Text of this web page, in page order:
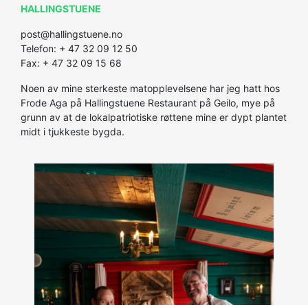
HALLINGSTUENE
post@hallingstuene.no
Telefon: + 47 32 09 12 50
Fax: + 47 32 09 15 68
Noen av mine sterkeste matopplevelsene har jeg hatt hos
Frode Aga på Hallingstuene Restaurant på Geilo, mye på
grunn av at de lokalpatriotiske røttene mine er dypt plantet
midt i tjukkeste bygda.